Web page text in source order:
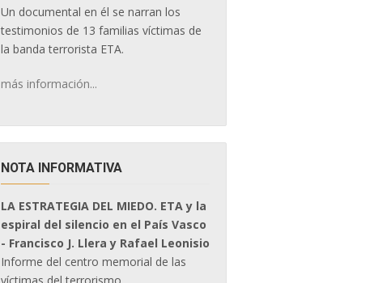
Un documental en él se narran los
testimonios de 13 familias víctimas de
la banda terrorista ETA.
más información...
NOTA INFORMATIVA
LA ESTRATEGIA DEL MIEDO. ETA y la
espiral del silencio en el País Vasco
- Francisco J. Llera y Rafael Leonisio
Informe del centro memorial de las